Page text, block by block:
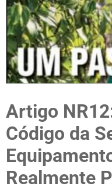
Artigo
Código da
Realmente